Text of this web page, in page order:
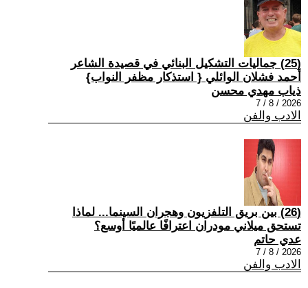
(25) جماليات التشكيل البنائي في قصيدة الشاعر
أحمد فشلان الوائلي { استذكار مظفر النواب}
ذياب مهدي محسن
2026 / 8 / 7
الادب والفن
(26) بين بريق التلفزيون وهجران السينما... لماذا
تستحق ميلاني مودران اعترافًا عالميًا أوسع؟
عدي حاتم
2026 / 8 / 7
الادب والفن